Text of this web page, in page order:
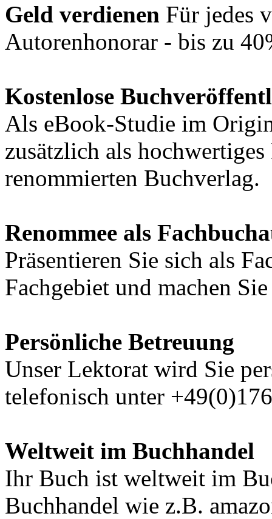
Geld verdienen Für jedes
Autorenhonorar - bis zu
Kostenlose
Als eBook-Studie im
zusätzlich als
renommierten Buchverlag.
Renommee als
Präsentieren Sie sich als
Fachgebiet und machen
Persönliche Betreuung
Unser Lektorat wird Sie
telefonisch unter
Weltweit im Buchhandel
Ihr Buch ist weltweit im
Buchhandel wie z.B.